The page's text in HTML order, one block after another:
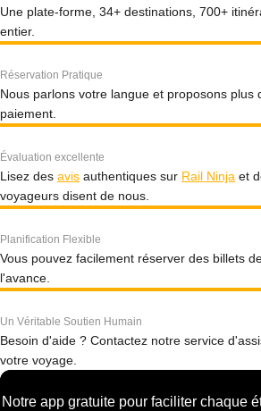
Une plate-forme, 34+ destinations, 700+
entier.
Réservation Pratique
Nous parlons votre langue et proposons plus
paiement.
Évaluation excellente
Lisez des avis authentiques sur Rail Ninja et
voyageurs disent de nous.
Planification Flexible
Vous pouvez facilement réserver des billets
l'avance.
Un Véritable Soutien Humain
Besoin d'aide ? Contactez notre service
votre voyage.
Notre app gratuite pour faciliter chaque